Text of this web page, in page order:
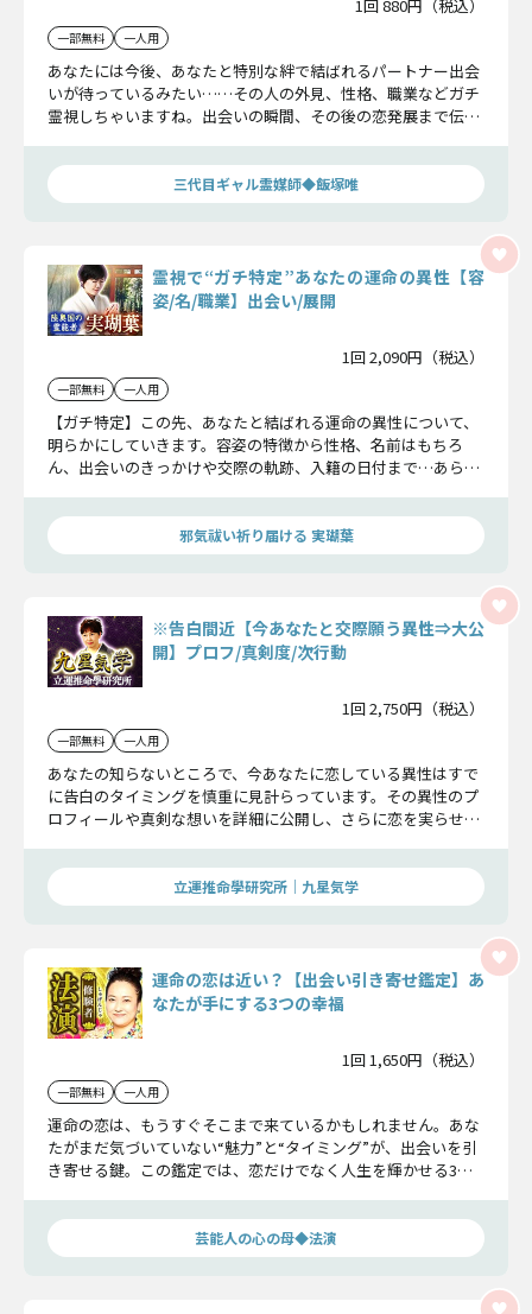
1回 880円（税込）
一部無料 一人用
あなたには今後、あなたと特別な絆で結ばれるパートナー出会
いが待っているみたい……その人の外見、性格、職業などガチ
霊視しちゃいますね。出会いの瞬間、その後の恋発展まで伝え
三代目ギャル霊媒師◆飯塚唯
霊視で“ガチ特定”あなたの運命の異性【容
姿/名/職業】出会い/展開
1回 2,090円（税込）
一部無料 一人用
【ガチ特定】この先、あなたと結ばれる運命の異性について、
明らかにしていきます。容姿の特徴から性格、名前はもちろ
ん、出会いのきっかけや交際の軌跡、入籍の日付まで…あらゆ
邪気祓い祈り届ける 実瑚葉
※告白間近【今あなたと交際願う異性⇒大公
開】プロフ/真剣度/次行動
1回 2,750円（税込）
一部無料 一人用
あなたの知らないところで、今あなたに恋している異性はすで
に告白のタイミングを慎重に見計らっています。その異性のプ
ロフィールや真剣な想いを詳細に公開し、さらに恋を実らせる
を確かなものにするための大切な一歩を、今ここで踏み出しま
しょう。
立運推命學研究所｜九星気学
運命の恋は近い？【出会い引き寄せ鑑定】あ
なたが手にする3つの幸福
1回 1,650円（税込）
一部無料 一人用
運命の恋は、もうすぐそこまで来ているかもしれません。あな
たがまだ気づいていない“魅力”と“タイミング”が、出会いを引
き寄せる鍵。この鑑定では、恋だけでなく人生を輝かせる3つ
芸能人の心の母◆法演